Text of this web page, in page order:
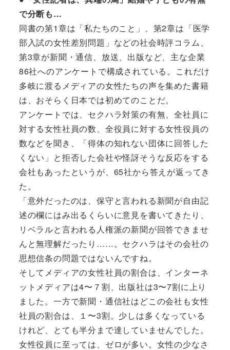
で分断も…
同書の第1章は「私たちのこと」、第2章は「医学
部入試の女性差別問題」などの社会時評コラム、
第3章が新聞・通信、放送、出版など、主な企業
86社へのアンケートで構成されている。これだけ
多岐に渡るメディアの女性たちの声を集めた書籍
は、おそらく日本では初めてのことだ。
アンケートでは、セクハラ対策の有無、全社員に
対する女性社員の数、全役員に対する女性役員の
数などを聞き、「得体の知れない団体に回答した
くない」と拒否した会社や怪訝そうな反応をする
会社もあったというが、65社から答えが返ってき
た。
「意外だったのは、保守と言われる新聞が自由記
述の欄にはみ出るくらいに意見を書いてきたり、
リベラルと言われる人権派の新聞が回答できませ
んと無理解だったり……。セクハラはその会社の
思想信条の問題ではないんですね。
そしてメディアの女性社員の割合は、インターネ
ットメディアは4〜７割、出版社は3〜7割に上り
ました。一方で新聞・通信社はどこの会社も女性
社員の割合は、１〜3割。少しは多くなっている
けれど、とても半分まで達していませんでした。
女性役員に至っては、ゼロが多い。女性の少なさ